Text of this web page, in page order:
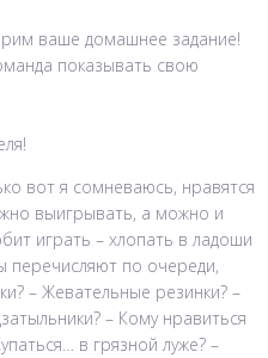
ваше домашнее задание!
показывать свою
вот я сомневаюсь, нравятся
выигрывать, а можно и
играть – хлопать в ладоши
перечисляют по очереди,
– Жевательные резинки? –
– Кому нравиться
в грязной луже? –